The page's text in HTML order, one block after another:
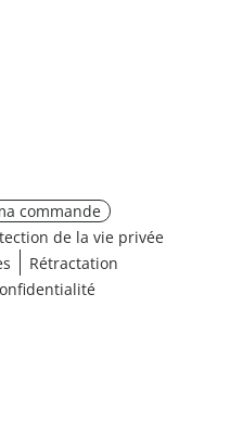
commande
de la vie privée
Rétractation